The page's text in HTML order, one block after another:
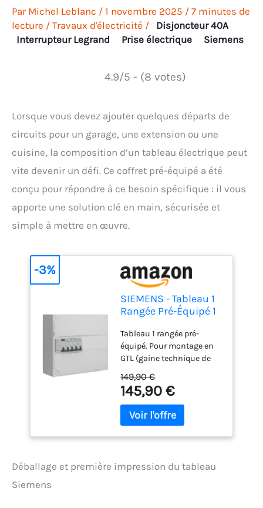
Par Michel Leblanc / 1 novembre 2025 / 7 minutes de
lecture / Travaux d'électricité /
Disjoncteur 40A
Interrupteur Legrand
Prise électrique Siemens
4.9/5 - (8 votes)
Lorsque vous devez ajouter quelques départs de
circuits pour un garage, une extension ou une
cuisine, la composition d’un tableau électrique peut
vite devenir un défi. Ce coffret pré-équipé a été
conçu pour répondre à ce besoin spécifique : il vous
apporte une solution clé en main, sécurisée et
simple à mettre en œuvre.
SIEMENS - Tableau 1
Rangée Pré-Équipé 1
Disjoncteurs
Tableau 1 rangée pré-
équipé. Pour montage en
GTL (gaine technique de
Contient : 1 interrupteur
différentiel 30mA 63A type
A 1 disjoncteur 10A + 1
disjoncteur 16A + 1
connection inter
149,90 €
145,90 €
-3%
Déballage et première impression du tableau
Siemens